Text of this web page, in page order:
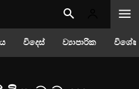
විදෙස් ව්‍යාපාරික